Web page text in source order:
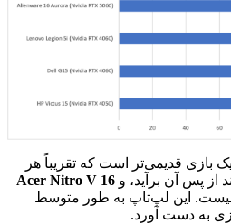
Shadow of the Tomb Raider یک بازی قدیمی‌تر است که تقریباً هر
از پس آن برآید، و Acer Nitro V 16
نیست. این لپ‌تاپ به طور متوسط
به دست آورد.